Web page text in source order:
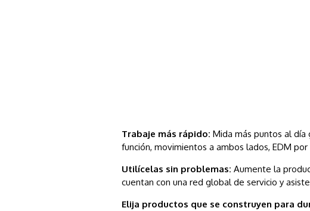
Trabaje más rápido: Mida más puntos al
función, movimientos a ambos lados, EDM
Utilícelas sin problemas: Aumente la
cuentan con una red global de servicio y
Elija productos que se construyen para